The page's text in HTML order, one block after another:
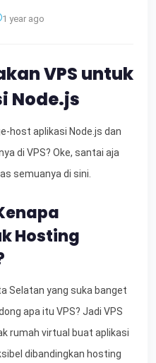
1 year ago
VPS untuk
Node.js
host aplikasi Node.js dan
di VPS? Oke, santai aja
semuanya di sini.
Hosting
Selatan yang suka banget
apa itu VPS? Jadi VPS
rumah virtual buat aplikasi
dibandingkan hosting